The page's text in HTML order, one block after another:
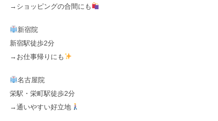
→ショッピングの合間にも
新宿院
新宿駅徒歩2分
→お仕事帰りにも
名古屋院
栄駅・栄町駅徒歩2分
→通いやすい好立地